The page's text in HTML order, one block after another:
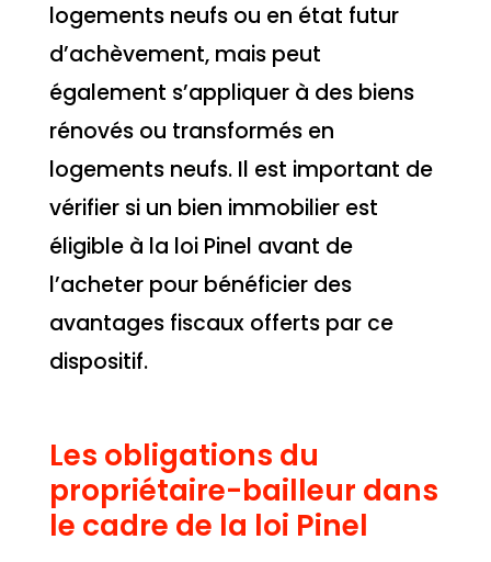
logements neufs ou en état futur
d’achèvement, mais peut
également s’appliquer à des biens
rénovés ou transformés en
logements neufs. Il est important de
vérifier si un bien immobilier est
éligible à la loi Pinel avant de
l’acheter pour bénéficier des
avantages fiscaux offerts par ce
dispositif.
Les obligations du
propriétaire-bailleur dans
le cadre de la loi Pinel